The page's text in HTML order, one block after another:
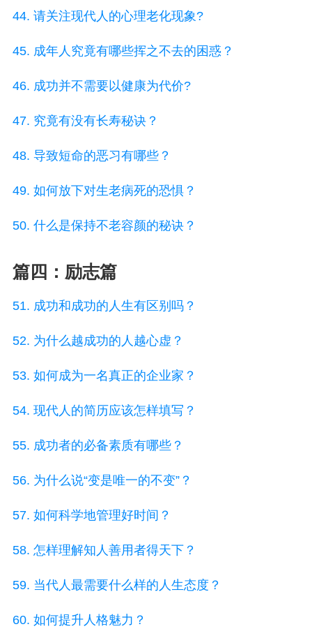
44. 请关注现代人的心理老化现象?
45. 成年人究竟有哪些挥之不去的困惑？
46. 成功并不需要以健康为代价?
47. 究竟有没有长寿秘诀？
48. 导致短命的恶习有哪些？
49. 如何放下对生老病死的恐惧？
50. 什么是保持不老容颜的秘诀？
篇四：励志篇
51. 成功和成功的人生有区别吗？
52. 为什么越成功的人越心虚？
53. 如何成为一名真正的企业家？
54. 现代人的简历应该怎样填写？
55. 成功者的必备素质有哪些？
56. 为什么说“变是唯一的不变”？
57. 如何科学地管理好时间？
58. 怎样理解知人善用者得天下？
59. 当代人最需要什么样的人生态度？
60. 如何提升人格魅力？